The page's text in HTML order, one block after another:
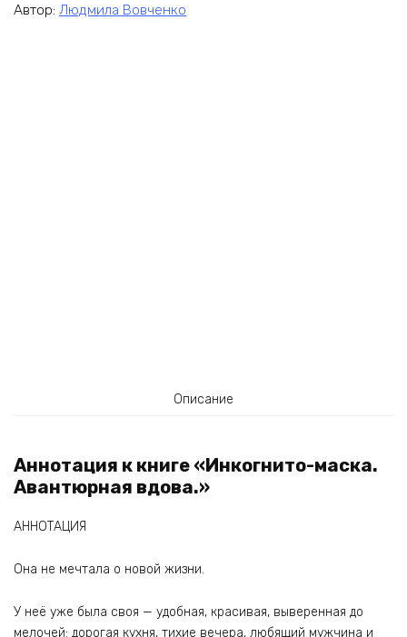
Автор: Людмила Вовченко
Описание
Аннотация к книге «Инкогнито-маска.
Авантюрная вдова.»
АННОТАЦИЯ
Она не мечтала о новой жизни.
У неё уже была своя — удобная, красивая, выверенная до
мелочей: дорогая кухня, тихие вечера, любящий мужчина и